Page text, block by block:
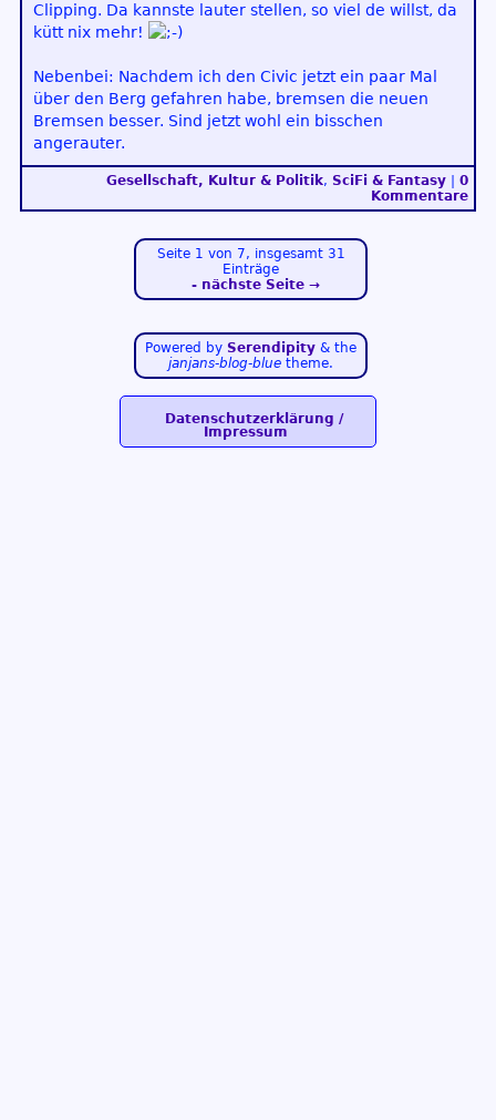
Clipping. Da kannste lauter stellen, so viel de willst, da
kütt nix mehr!
Nebenbei: Nachdem ich den Civic jetzt ein paar Mal
über den Berg gefahren habe, bremsen die neuen
Bremsen besser. Sind jetzt wohl ein bisschen
angerauter.
Gesellschaft, Kultur & Politik, SciFi & Fantasy
0
Kommentare
Seite 1 von 7, insgesamt 31
Einträge
nächste Seite →
Powered by Serendipity & the
janjans-blog-blue theme.
Datenschutzerklärung /
Impressum